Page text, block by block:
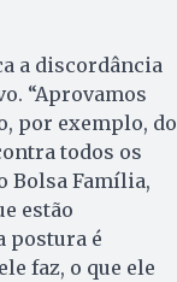
a discordância
“Aprovamos
por exemplo, do
todos os
Bolsa Família,
estão
postura é
faz, o que ele